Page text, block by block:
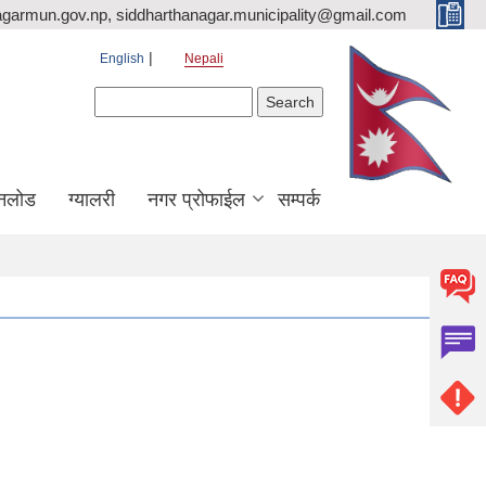
siddharthanagar.municipality@gmail.com
English Nepali
ग्यालरी नगर प्रोफाईल सम्पर्क